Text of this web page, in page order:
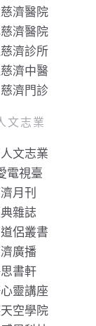
濟醫院
濟醫院
濟診所
濟中醫
濟門診
文志業
文志業
電視臺
月刊
雜誌
侶叢書
廣播
書軒
靈講座
空學院